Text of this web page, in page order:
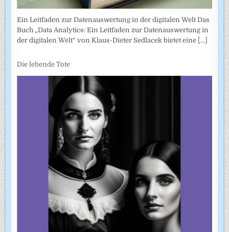
Ein Leitfaden zur Datenauswertung in der digitalen Welt Das
Buch „Data Analytics: Ein Leitfaden zur Datenauswertung in
der digitalen Welt“ von Klaus-Dieter Sedlacek bietet eine [...]
Die lebende Tote